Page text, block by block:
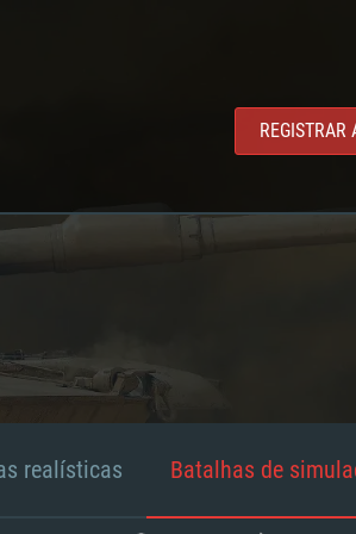
REGISTRAR
realísticas Batalhas de